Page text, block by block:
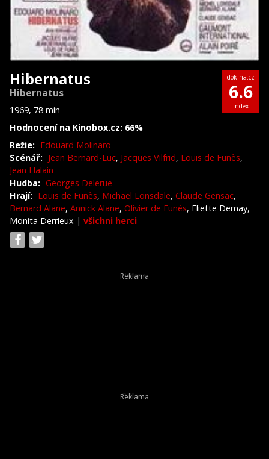
Hibernatus
Hibernatus
1969, 78 min
Hodnocení na Kinobox.cz: 66%
dokina.cz
6.6
index
Režie: Edouard Molinaro
Scénář: Jean Bernard-Luc, Jacques Vilfrid, Louis de Funès,
Jean Halain
Hudba: Georges Delerue
Hrají: Louis de Funès, Michael Lonsdale, Claude Gensac,
Bernard Alane, Annick Alane, Olivier de Funés, Eliette Demay,
Monita Derrieux | všichni herci